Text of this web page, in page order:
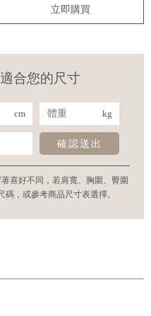
立即購買
合您的尺寸
cm kg
確認送出
喜好不同，若肩寬、胸圍、臀圍
，或參考商品尺寸表選擇。